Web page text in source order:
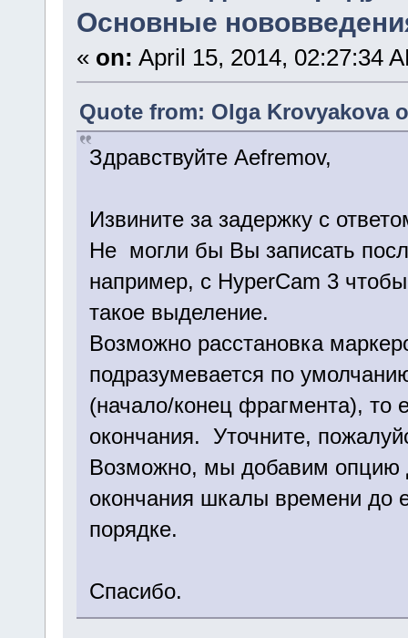
Основные
« on: April 15, 2014, 02:27:34
Quote from: Olga Krovyakova
Здравствуйте Aefremov,
Извините за задержку с
Не могли бы Вы записать
например, с HyperCam 3
такое выделение.
Возможно расстановка
подразумевается по
(начало/конец фрагмента), то
окончания. Уточните,
Возможно, мы добавим опцию
окончания шкалы времени до
порядке.
Спасибо.